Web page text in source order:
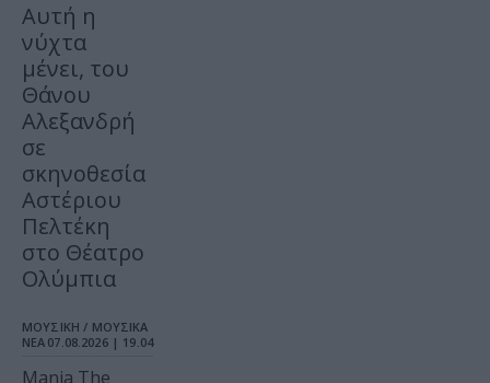
Αυτή η
νύχτα
μένει, του
Θάνου
Αλεξανδρή
σε
σκηνοθεσία
Αστέριου
Πελτέκη
στο Θέατρο
Ολύμπια
ΜΟΥΣΙΚΗ / ΜΟΥΣΙΚΑ
ΝΕΑ 07.08.2026 | 19.04
Mania The